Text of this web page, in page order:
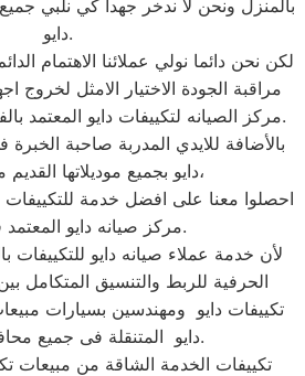
بالمنزل ونحن لا ندخر جهدا كي نلبي
دايو.
لكن نحن دائما نولي عملائنا الاهتمام
مراقبة الجودة الاختيار الامثل لخروج
مركز الصيانه لتكييفات دايو المعتمد بالفيوم او من منزل العميل.
بالأضافة للايدي المدربة صاحبة
دايو بجميع موديلاتها القديم منها والحديث،
احصلوا معنا على افضل خدمة
مركز صيانه دايو المعتمد في الفيوم.
لأن خدمة عملاء صيانه دايو
الحرفية للربط والتنسيق المتكامل
تكييفات دايو ومهندسين بسيارات
دايو المتنقلة فى جميع محافظات الفيوم.
تكييفات الخدمة الشاقة من مبيعات